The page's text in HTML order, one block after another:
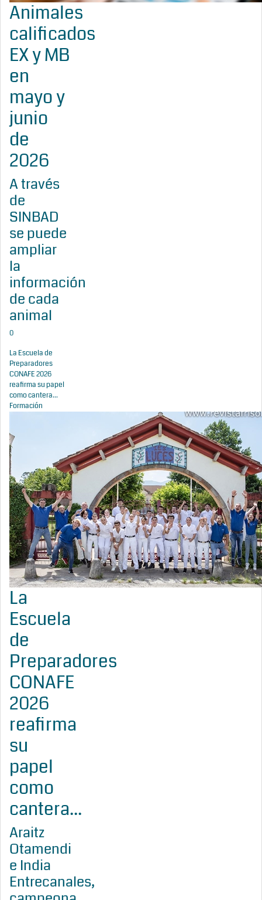
Animales
calificados
EX y MB
en
mayo y
junio
de
2026
A través
de
SINBAD
se puede
ampliar
la
información
de cada
animal
0
La Escuela de
Preparadores
CONAFE 2026
reafirma su papel
como cantera...
Formación
La
Escuela
de
Preparadores
CONAFE
2026
reafirma
su
papel
como
cantera...
Araitz
Otamendi
e India
Entrecanales,